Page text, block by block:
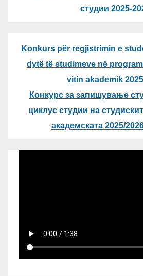
студии 2025-
Konkurs për regjistrimin e
dytë të studimeve në
vitin akademik
Конкурс за запишување
циклус студии на
академската 2025/